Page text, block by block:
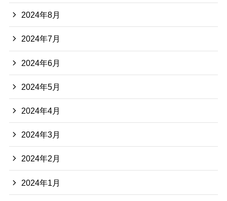
2024年8月
2024年7月
2024年6月
2024年5月
2024年4月
2024年3月
2024年2月
2024年1月